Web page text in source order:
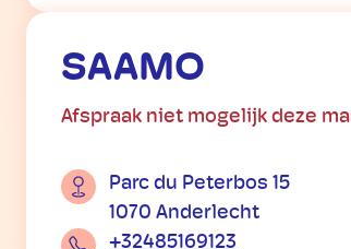
SAAMO
Afspraak niet mogelijk deze
Parc du Peterbos 15
1070 Anderlecht
+32485169123